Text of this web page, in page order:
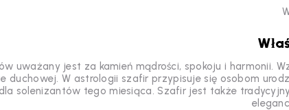
uważany jest za kamień mądrości, spokoju i harmonii.
duchowej. W astrologii szafir przypisuje się osobom
solenizantów tego miesiąca. Szafir jest także